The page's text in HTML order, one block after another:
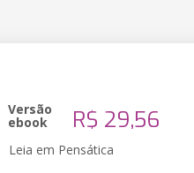
Versão
ebook R$ 29,56
Leia em Pensática